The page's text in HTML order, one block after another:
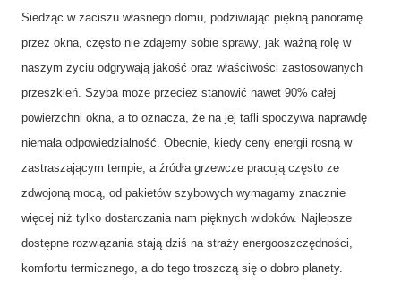
oszczędnościach i ekologii
Siedząc w zaciszu własnego domu, podziwiając piękną panoramę
przez okna, często nie zdajemy sobie sprawy, jak ważną rolę w
naszym życiu odgrywają jakość oraz właściwości zastosowanych
przeszkleń. Szyba może przecież stanowić nawet 90% całej
powierzchni okna, a to oznacza, że na jej tafli spoczywa naprawdę
niemała odpowiedzialność. Obecnie, kiedy ceny energii rosną w
zastraszającym tempie, a źródła grzewcze pracują często ze
zdwojoną mocą, od pakietów szybowych wymagamy znacznie
więcej niż tylko dostarczania nam pięknych widoków. Najlepsze
dostępne rozwiązania stają dziś na straży energooszczędności,
komfortu termicznego, a do tego troszczą się o dobro planety.